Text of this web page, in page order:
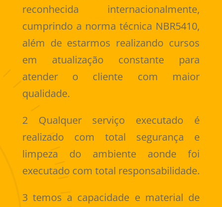
reconhecida internacionalmente,
cumprindo a norma técnica NBR5410,
além de estarmos realizando cursos
em atualização constante para
atender o cliente com maior
qualidade.
2 Qualquer serviço executado é
realizado com total segurança e
limpeza do ambiente aonde foi
executado com total responsabilidade.
3 temos a capacidade e material de